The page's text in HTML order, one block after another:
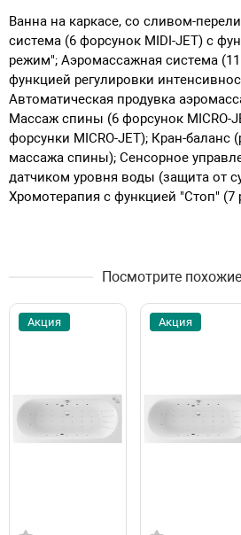
Ванна на каркасе, со сливом-
система (6 форсунок MIDI-JET) с
режим"; Аэромассажная система (11
функцией регулировки
Автоматическая продувка
Массаж спины (6 форсунок MICRO-
форсунки MICRO-JET); Кран-баланс
массажа спины); Сенсорное
датчиком уровня воды (защита от
Хромотерапия с функцией "Стоп"
Посмотрите
Акция Акция